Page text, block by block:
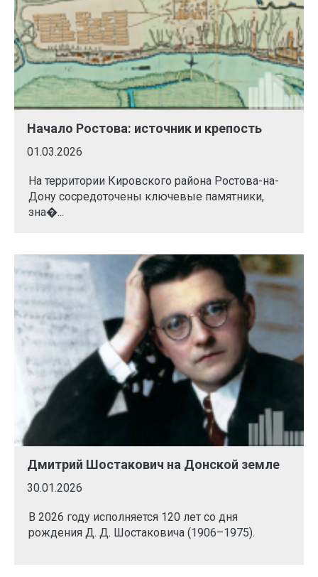
Начало Ростова: источник и крепость
01.03.2026
На территории Кировского района Ростова-на-
Дону сосредоточены ключевые памятники,
зна�...
Дмитрий Шостакович на Донской земле
30.01.2026
В 2026 году исполняется 120 лет со дня
рождения Д. Д. Шостаковича (1906–1975).